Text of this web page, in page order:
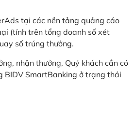
tại các nền tảng quảng cáo
(tính trên tổng doanh số xét
số trúng thưởng.
nhận thưởng, Quý khách cần có
BIDV SmartBanking ở trạng thái